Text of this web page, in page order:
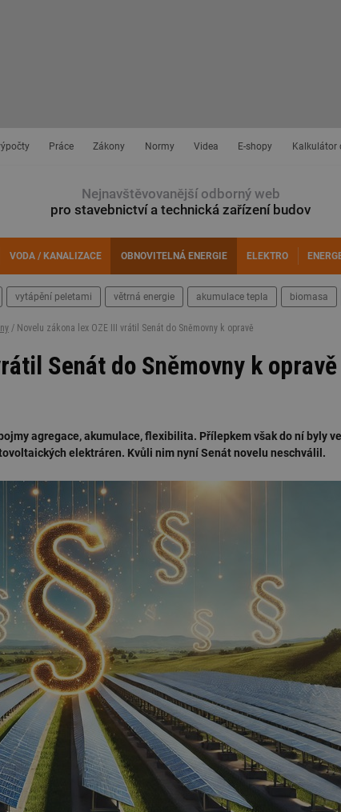
Práce Zákony Normy Videa E-shopy Kalkulátor
Nejnavštěvovanější odborný web
pro stavebnictví a technická zařízení budov
VODA / KANALIZACE OBNOVITELNÁ ENERGIE ELEKTRO
vytápění peletami větrná energie akumulace tepla biomasa
/ Novelu zákona lex OZE III vrátil Senát do Sněmovny k opravě
Senát do Sněmovny k opravě
agregace, akumulace, flexibilita. Přílepkem však do ní byly ve
elektráren. Kvůli nim nyní Senát novelu neschválil.